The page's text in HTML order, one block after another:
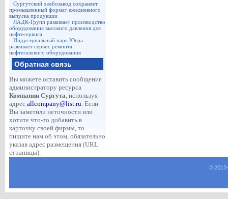
Сургутский хлебозавод сохраняет
промышленный формат ежедневного
выпуска продукции
ЛАДК-Групп развивает производство
оборудования высокого давления для
нефтесервиса
Индустриальный парк Югра
развивает сервис ремонта
нефтегазового оборудования
Обратная связь
Вы можете оставить сообщение
администратору ресурса
Компании Сургута, используя
адрес allcompany@list.ru. Если
Вы заметили неточности или
хотите что-то добавить в
карточку своей фирмы, то
пишите нам об этом, обязательно
указав адрес размещения (URL
страницы).
© 2013-